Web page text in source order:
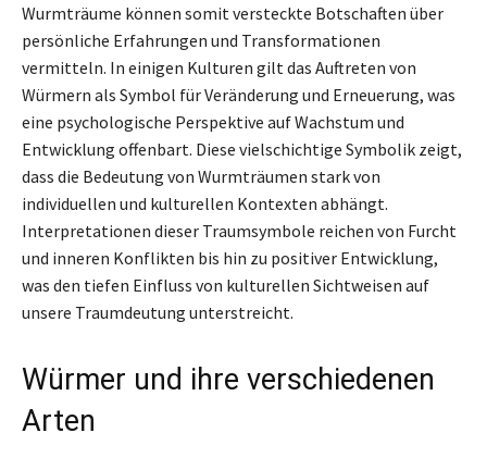
Wurmträume können somit versteckte Botschaften über
persönliche Erfahrungen und Transformationen
vermitteln. In einigen Kulturen gilt das Auftreten von
Würmern als Symbol für Veränderung und Erneuerung, was
eine psychologische Perspektive auf Wachstum und
Entwicklung offenbart. Diese vielschichtige Symbolik zeigt,
dass die Bedeutung von Wurmträumen stark von
individuellen und kulturellen Kontexten abhängt.
Interpretationen dieser Traumsymbole reichen von Furcht
und inneren Konflikten bis hin zu positiver Entwicklung,
was den tiefen Einfluss von kulturellen Sichtweisen auf
unsere Traumdeutung unterstreicht.
Würmer und ihre verschiedenen
Arten